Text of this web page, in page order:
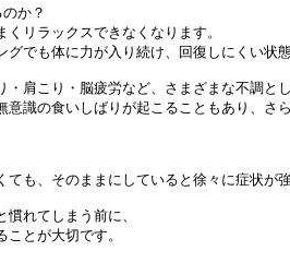
か？
リラックスできなくなります。
グでも体に力が入り続け、回復しにくい状
・肩こり・脳疲労など、さまざまな不調と
意識の食いしばりが起こることもあり、さ
ても、そのままにしていると徐々に症状が
慣れてしまう前に、
とが大切です。